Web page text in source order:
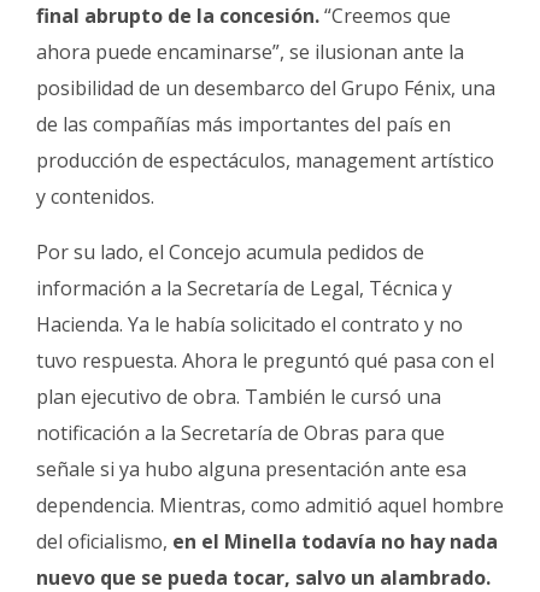
final abrupto de la concesión.“Creemos que
ahora puede encaminarse”, se ilusionan ante la
posibilidad de un desembarco del Grupo Fénix, una
de las compañías más importantes del país en
producción de espectáculos, management artístico
y contenidos.
Por su lado, el Concejo acumula pedidos de
información a la Secretaría de Legal, Técnica y
Hacienda. Ya le había solicitado el contrato y no
tuvo respuesta. Ahora le preguntó qué pasa con el
plan ejecutivo de obra. También le cursó una
notificación a la Secretaría de Obras para que
señale si ya hubo alguna presentación ante esa
dependencia. Mientras, como admitió aquel hombre
del oficialismo, en el Minella todavía no hay nada
nuevo que se pueda tocar, salvo un alambrado.